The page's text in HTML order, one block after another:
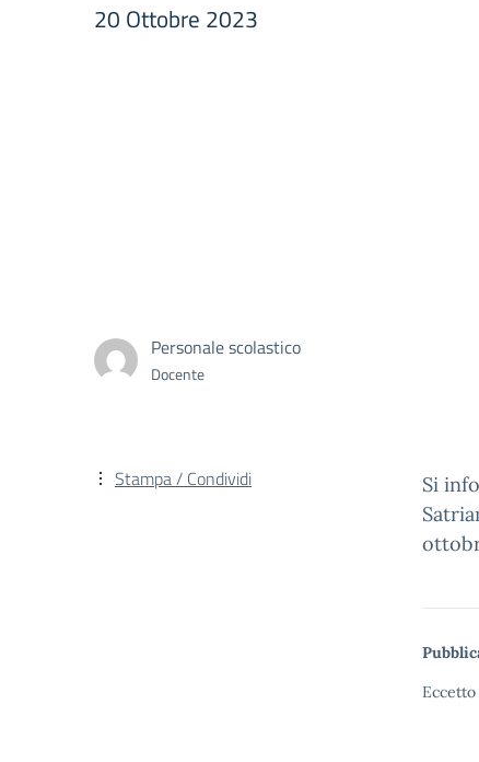
20 Ottobre 2023
Personale scolastico
Docente
Si
Stampa / Condividi